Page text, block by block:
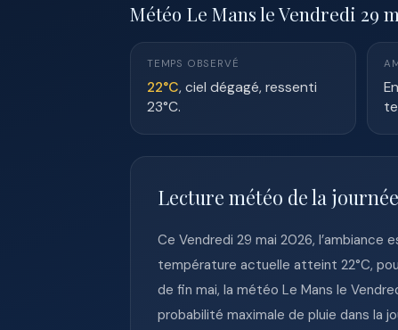
Météo Le Mans le Vendredi 29
TEMPS OBSERVÉ
22°C, ciel dégagé, ressenti
23°C.
Lecture météo de la
Ce Vendredi 29 mai 2026, l’ambiance
température actuelle atteint 22°C,
de fin mai, la météo Le Mans le
probabilité maximale de pluie dans la